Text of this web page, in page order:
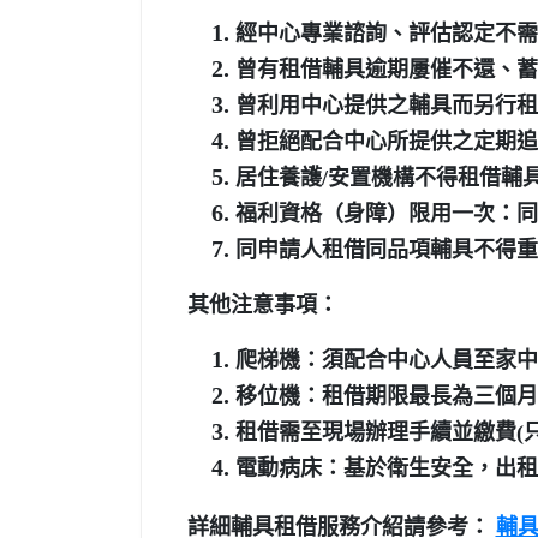
經中心專業諮詢、評估認定不
曾有租借輔具逾期屢催不還、
曾利用中心提供之輔具而另行
曾拒絕配合中心所提供之定期
居住養護/安置機構不得租借輔
福利資格（身障）限用一次：
同申請人租借同品項輔具不得
其他注意事項：
爬梯機：須配合中心人員至家
移位機：租借期限最長為三個
租借需至現場辦理手續並繳費(
電動病床：基於衛生安全，出
詳細輔具租借服務介紹請參考： 輔